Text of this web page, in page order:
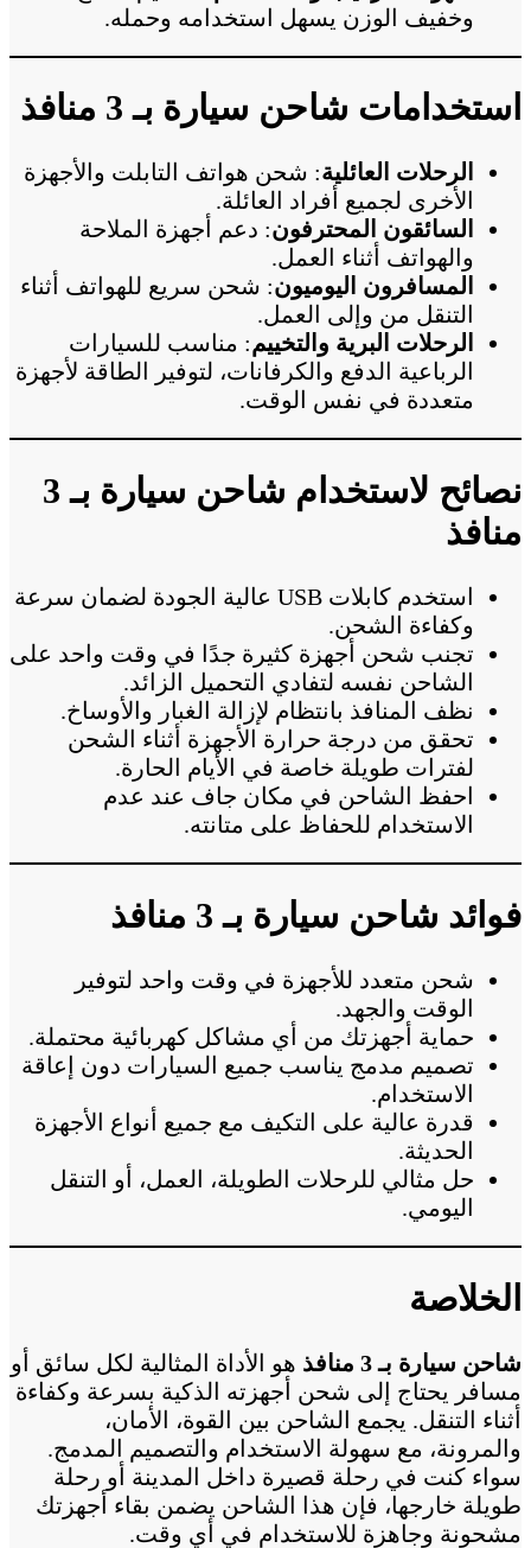
وخفيف الوزن يسهل استخدامه وحمله.
استخدامات شاحن سيارة بـ 3 منافذ
الرحلات العائلية: شحن هواتف التابلت والأجهزة
الأخرى لجميع أفراد العائلة.
السائقون المحترفون: دعم أجهزة الملاحة
والهواتف أثناء العمل.
المسافرون اليوميون: شحن سريع للهواتف أثناء
التنقل من وإلى العمل.
الرحلات البرية والتخييم: مناسب للسيارات
الرباعية الدفع والكرفانات، لتوفير الطاقة لأجهزة
متعددة في نفس الوقت.
نصائح لاستخدام شاحن سيارة بـ 3
منافذ
استخدم كابلات USB عالية الجودة لضمان سرعة
وكفاءة الشحن.
تجنب شحن أجهزة كثيرة جدًا في وقت واحد على
الشاحن نفسه لتفادي التحميل الزائد.
نظف المنافذ بانتظام لإزالة الغبار والأوساخ.
تحقق من درجة حرارة الأجهزة أثناء الشحن
لفترات طويلة خاصة في الأيام الحارة.
احفظ الشاحن في مكان جاف عند عدم
الاستخدام للحفاظ على متانته.
فوائد شاحن سيارة بـ 3 منافذ
شحن متعدد للأجهزة في وقت واحد لتوفير
الوقت والجهد.
حماية أجهزتك من أي مشاكل كهربائية محتملة.
تصميم مدمج يناسب جميع السيارات دون إعاقة
الاستخدام.
قدرة عالية على التكيف مع جميع أنواع الأجهزة
الحديثة.
حل مثالي للرحلات الطويلة، العمل، أو التنقل
اليومي.
الخلاصة
شاحن سيارة بـ 3 منافذ
هو الأداة المثالية لكل سائق أو
مسافر يحتاج إلى شحن أجهزته الذكية بسرعة وكفاءة
أثناء التنقل. يجمع الشاحن بين القوة، الأمان،
والمرونة، مع سهولة الاستخدام والتصميم المدمج.
سواء كنت في رحلة قصيرة داخل المدينة أو رحلة
طويلة خارجها، فإن هذا الشاحن يضمن بقاء أجهزتك
مشحونة وجاهزة للاستخدام في أي وقت.